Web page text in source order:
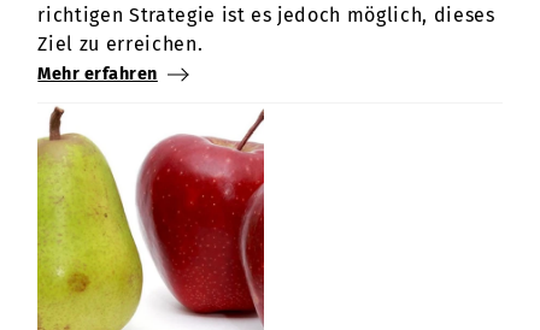
richtigen Strategie ist es jedoch möglich, dieses
Ziel zu erreichen.
Mehr erfahren